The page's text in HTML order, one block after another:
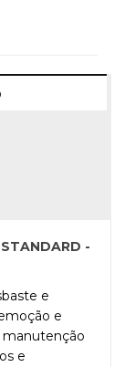
-
e
e
manutenção
e